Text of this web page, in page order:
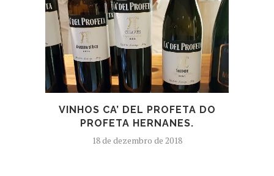
VINHOS CA’ DEL PROFETA DO
PROFETA HERNANES.
18 de dezembro de 2018